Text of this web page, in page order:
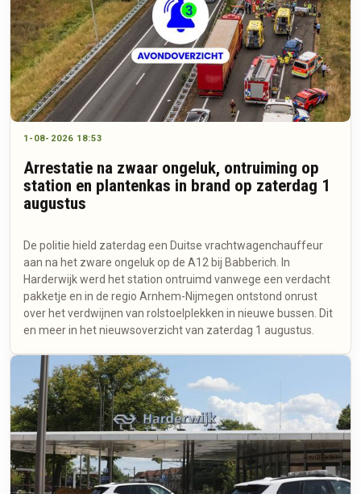
1-08-2026 18:53
Arrestatie na zwaar ongeluk, ontruiming op
station en plantenkas in brand op zaterdag 1
augustus
De politie hield zaterdag een Duitse vrachtwagenchauffeur
aan na het zware ongeluk op de A12 bij Babberich. In
Harderwijk werd het station ontruimd vanwege een verdacht
pakketje en in de regio Arnhem-Nijmegen ontstond onrust
over het verdwijnen van rolstoelplekken in nieuwe bussen. Dit
en meer in het nieuwsoverzicht van zaterdag 1 augustus.